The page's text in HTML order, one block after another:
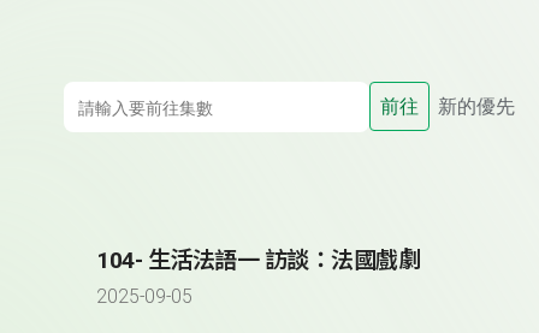
前往 新的優先
104- 生活法語一 訪談：法國戲劇
2025-09-05